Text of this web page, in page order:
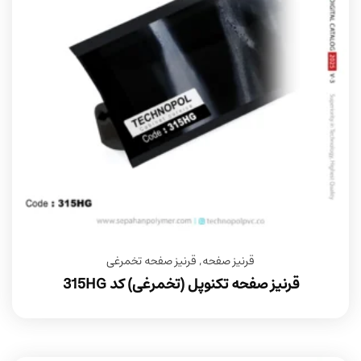
قرنیز صفحه, قرنیز صفحه تخمرغی
قرنیز صفحه تکنوپل (تخمرغی) کد 315HG